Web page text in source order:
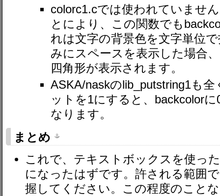
colorc1.cでは使われていませ
とにより、この関数でも
れは文字の背景色を文字単位
みにスペースを表示した場合
四角形が表示されます。
ASKA/naskのlib_putstring1も
ットを1にすると、backcolor
なります。
まとめ
これで、テキストボックスを使っ
になったはずです。許される範囲
握してください。この程度のこと